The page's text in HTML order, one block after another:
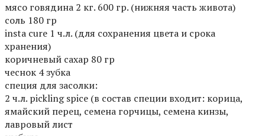
мясо говядина 2 кг. 600 гр. (нижняя часть живота)
соль 180 гр
insta curе 1 ч.л. (для сохранения цвета и срока
хранения)
коричневый сахар 80 гр
чеснок 4 зубка
специя для засолки:
2 ч.л. pickling spice (в состав специи входит: корица,
ямайский перец, семена горчицы, семена кинзы,
лавровый лист